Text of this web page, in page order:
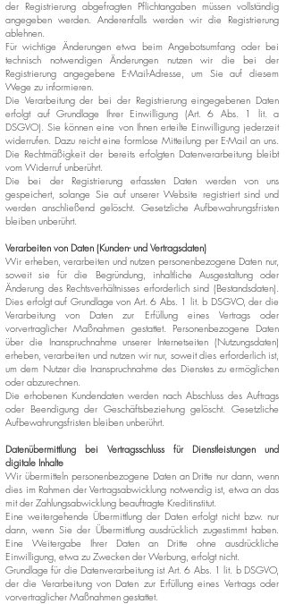
der Registrierung abgefragten Pflichtangaben müssen vollständig
angegeben werden. Anderenfalls werden wir die Registrierung
ablehnen.
Für wichtige Änderungen etwa beim Angebotsumfang oder bei
technisch notwendigen Änderungen nutzen wir die bei der
Registrierung angegebene E-Mail-Adresse, um Sie auf diesem
Wege zu informieren.
Die Verarbeitung der bei der Registrierung eingegebenen Daten
erfolgt auf Grundlage Ihrer Einwilligung (Art. 6 Abs. 1 lit. a
DSGVO). Sie können eine von Ihnen erteilte Einwilligung jederzeit
widerrufen. Dazu reicht eine formlose Mitteilung per E-Mail an uns.
Die Rechtmäßigkeit der bereits erfolgten Datenverarbeitung bleibt
vom Widerruf unberührt.
Die bei der Registrierung erfassten Daten werden von uns
gespeichert, solange Sie auf unserer Website registriert sind und
werden anschließend gelöscht. Gesetzliche Aufbewahrungsfristen
bleiben unberührt.
Verarbeiten von Daten (Kunden- und Vertragsdaten)
Wir erheben, verarbeiten und nutzen personenbezogene Daten nur,
soweit sie für die Begründung, inhaltliche Ausgestaltung oder
Änderung des Rechtsverhältnisses erforderlich sind (Bestandsdaten).
Dies erfolgt auf Grundlage von Art. 6 Abs. 1 lit. b DSGVO, der die
Verarbeitung von Daten zur Erfüllung eines Vertrags oder
vorvertraglicher Maßnahmen gestattet. Personenbezogene Daten
über die Inanspruchnahme unserer Internetseiten (Nutzungsdaten)
erheben, verarbeiten und nutzen wir nur, soweit dies erforderlich ist,
um dem Nutzer die Inanspruchnahme des Dienstes zu ermöglichen
oder abzurechnen.
Die erhobenen Kundendaten werden nach Abschluss des Auftrags
oder Beendigung der Geschäftsbeziehung gelöscht. Gesetzliche
Aufbewahrungsfristen bleiben unberührt.
Datenübermittlung bei Vertragsschluss für Dienstleistungen und
digitale Inhalte
Wir übermitteln personenbezogene Daten an Dritte nur dann, wenn
dies im Rahmen der Vertragsabwicklung notwendig ist, etwa an das
mit der Zahlungsabwicklung beauftragte Kreditinstitut.
Eine weitergehende Übermittlung der Daten erfolgt nicht bzw. nur
dann, wenn Sie der Übermittlung ausdrücklich zugestimmt haben.
Eine Weitergabe Ihrer Daten an Dritte ohne ausdrückliche
Einwilligung, etwa zu Zwecken der Werbung, erfolgt nicht.
Grundlage für die Datenverarbeitung ist Art. 6 Abs. 1 lit. b DSGVO,
der die Verarbeitung von Daten zur Erfüllung eines Vertrags oder
vorvertraglicher Maßnahmen gestattet.